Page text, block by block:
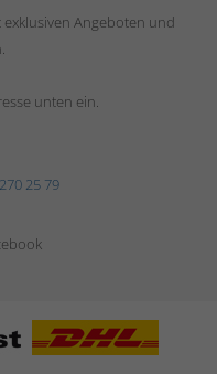
exklusiven Angeboten und
unten ein.
25 79